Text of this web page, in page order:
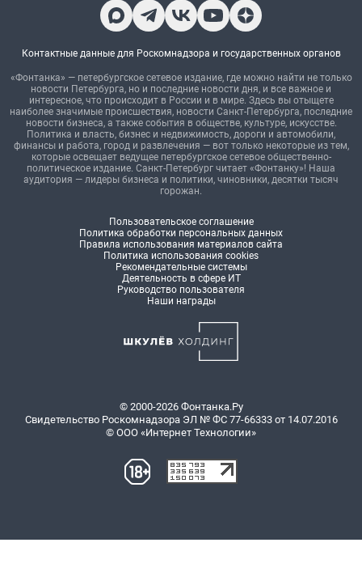
Контактные данные для Роскомнадзора и государственных органов
«Фонтанка» — петербургское сетевое издание, где можно найти не только
новости Петербурга, но и последние новости дня, и все важное и
интересное, что происходит в России и в мире. Здесь вы отыщете
наиболее значимые происшествия, новости Санкт-Петербурга, последние
новости бизнеса, а также события в обществе, культуре, искусстве.
Политика и власть, бизнес и недвижимость, дороги и автомобили,
финансы и работа, город и развлечения — вот только некоторые из тем,
которые освещает ведущее петербургское сетевое общественно-
политическое издание. Санкт-Петербург читает «Фонтанку»! Наша
аудитория — лидеры бизнеса и политики, чиновники, десятки тысяч
горожан.
Пользовательское соглашение
Политика обработки персональных данных
Правила использования материалов сайта
Политика использования cookies
Рекомендательные системы
Деятельность в сфере ИТ
Руководство пользователя
Наши награды
© 2000-2026 Фонтанка.Ру
Свидетельство Роскомнадзора ЭЛ № ФС 77-66333 от 14.07.2016
© ООО «Интернет Технологии»